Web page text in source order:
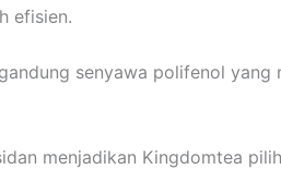
efisien.
senyawa polifenol
menjadikan Kingdomtea